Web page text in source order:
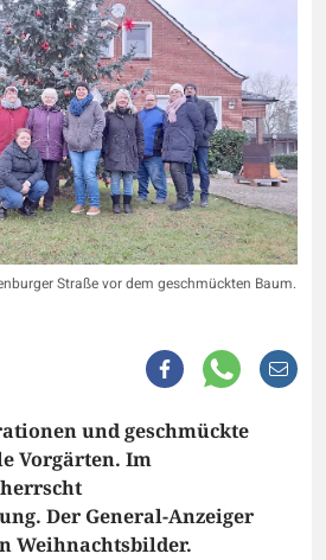
Straße vor dem geschmückten Baum.
und geschmückte
Vorgärten. Im
Der General-Anzeiger
Weihnachtsbilder.